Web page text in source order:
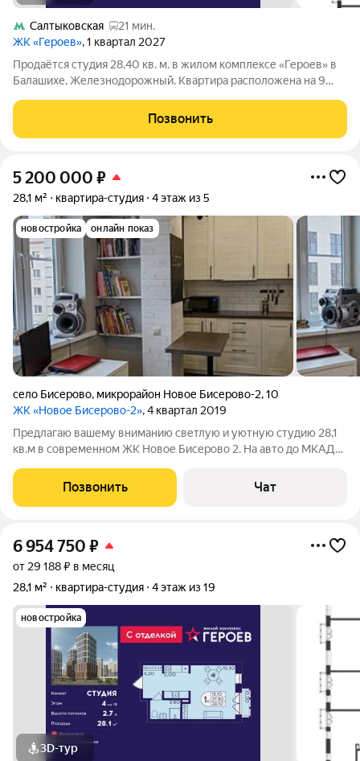
Салтыковская
21 мин.
ЖК «Героев», 1 квартал 2027
Продаётся студия 28.40 кв. м. в жилом комплексе «Героев» в
Балашихе, Железнодорожный. Квартира расположена на 9
минут до центра Москвы. При покупке квартиры в сданном
доме ключи выдаются
Позвонить
5 200 000 ₽
28,1 м² квартира-студия 4 этаж из 5
новостройка онлайн показ
село Бисерово, микрорайон Новое Бисерово-2,10
ЖК «Новое Бисерово-2», 4 квартал 2019
Предлагаю вашему вниманию светлую и уютную студию 28,1
кв.м в современном ЖК Новое Бисерово 2. На авто до МКАДа
мин, до ж/д станции Купавна 10мин. - Вид на частный сектор
(зелено тихо); -
Позвонить Чат
6 954 750 ₽
от 29 188 ₽ в месяц
28,1 м²
квартира-студия 4 этаж из 19
новостройка
3D-тур